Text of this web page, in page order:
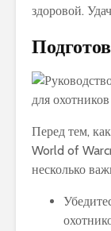
здоровой.
Перед тем,
World of
несколько